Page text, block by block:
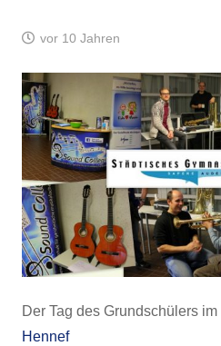
vor 10 Jahren
Der Tag des Grundschülers im
Hennef